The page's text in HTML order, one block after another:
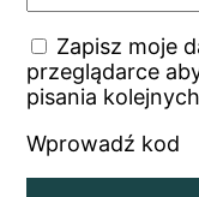
Zapisz moje
przeglądarce
pisania
Wprowadź kod